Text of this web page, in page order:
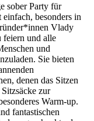
sober Party für
besonders in
Vlady
feiern und alle
und
Sie bieten
denen das Sitzen
zur
Warm-up.
fantastischen